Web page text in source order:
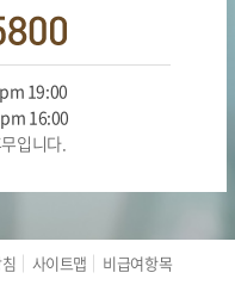
19:00
16:00
입니다.
사이트맵 비급여항목